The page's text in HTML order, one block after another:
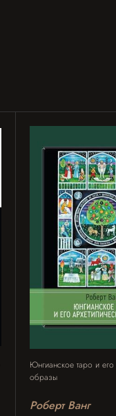
Юнгианское таро и его
образы
Роберт Ванг